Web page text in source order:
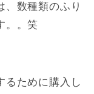
、数種類のふり
。。笑
るために購入し